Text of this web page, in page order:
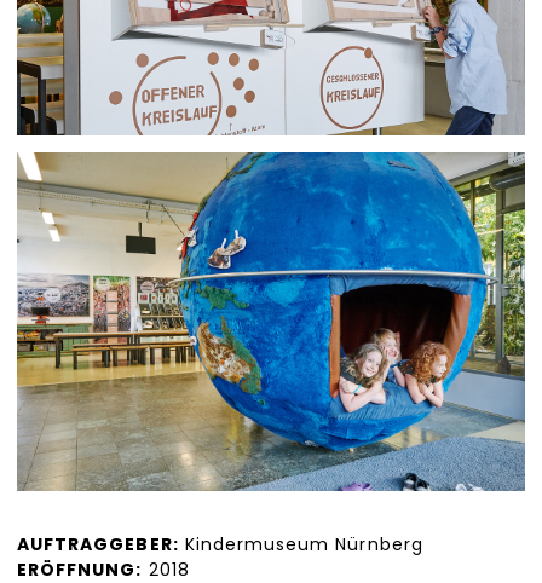
AUFTRAGGEBER: Kindermuseum Nürnberg
ERÖFFNUNG: 2018